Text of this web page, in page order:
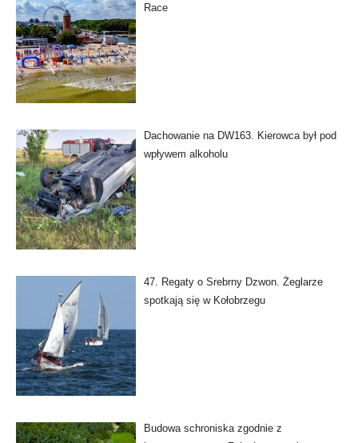
Race
Dachowanie na DW163. Kierowca był pod
wpływem alkoholu
47. Regaty o Srebrny Dzwon. Żeglarze
spotkają się w Kołobrzegu
Budowa schroniska zgodnie z